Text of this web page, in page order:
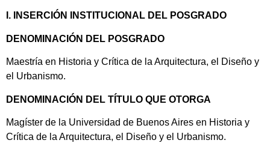
I. INSERCIÓN INSTITUCIONAL DEL POSGRADO
DENOMINACIÓN DEL POSGRADO
Maestría en Historia y Crítica de la Arquitectura, el Diseño y
el Urbanismo.
DENOMINACIÓN DEL TÍTULO QUE OTORGA
Magíster de la Universidad de Buenos Aires en Historia y
Crítica de la Arquitectura, el Diseño y el Urbanismo.